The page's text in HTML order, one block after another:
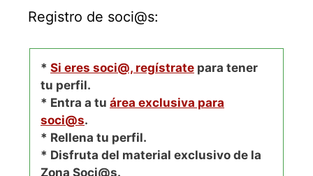
Registro de soci@s:
* Si eres soci@, regístrate para tener
tu perfil.
* Entra a tu área exclusiva para
soci@s.
* Rellena tu perfil.
* Disfruta del material exclusivo de la
Zona Soci@s.